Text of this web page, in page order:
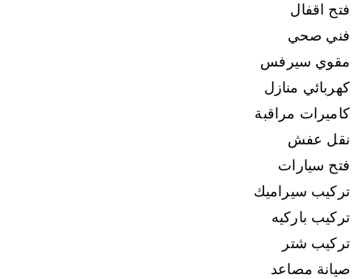
فتح اقفال
فني صحي
مقوي سيرفس
كهربائي منازل
كاميرات مراقبة
نقل عفش
فتح سيارات
تركيب سيراميك
تركيب باركيه
تركيب شتر
صيانة مصاعد